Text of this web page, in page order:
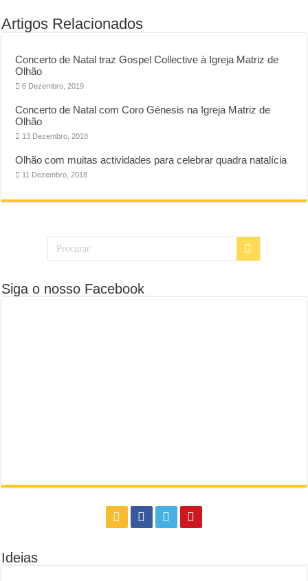
Artigos Relacionados
Concerto de Natal traz Gospel Collective à Igreja Matriz de
Olhão
6 Dezembro, 2019
Concerto de Natal com Coro Génesis na Igreja Matriz de
Olhão
13 Dezembro, 2018
Olhão com muitas actividades para celebrar quadra natalícia
11 Dezembro, 2018
Siga o nosso Facebook
Ideias